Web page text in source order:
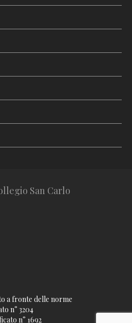
San Carlo
a fronte delle norme
n° 3204
n° 1692